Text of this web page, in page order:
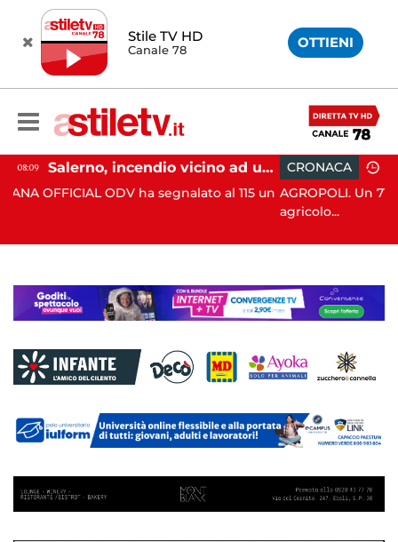
Stile TV HD
Canale 78 OTTIENI
Salerno, incendio vicino ad un traliccio: tempestivi i soccorsi
segnalato al 115 un
CRONACA 15:35
AGROPOLI. Un 71enne ha perso la vita